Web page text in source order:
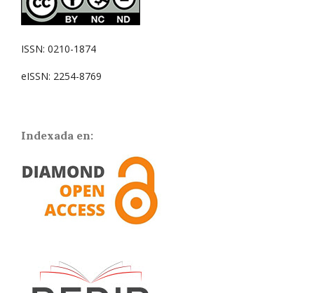
ISSN: 0210-1874
eISSN: 2254-8769
Indexada en: